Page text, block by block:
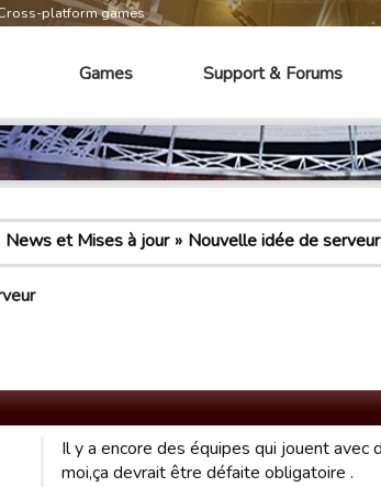
platform games
Games Support & Forums
News et Mises à jour Nouvelle idée de serveur
Il y a encore des équipes qui jouent
moi,ça devrait être défaite obligatoire .